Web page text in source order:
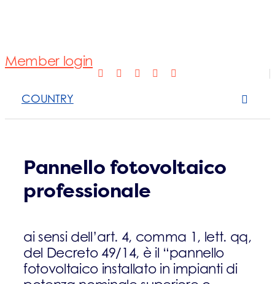
Open Scope
Sanzioni
COUNTRY
Member login
Pannello fotovoltaico
professionale
ai sensi dell’art. 4, comma 1, lett. qq,
del Decreto 49/14, è il “pannello
fotovoltaico installato in impianti di